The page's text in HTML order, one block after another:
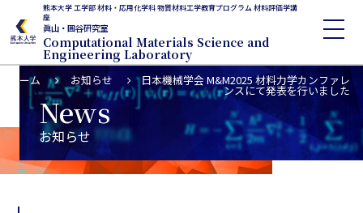
熊本大学 工学部 材料・応用化学科 物質材料工学教育プログラム 材料評価学講
座
眞山・圓谷研究室
Computational Materials Science and
Engineering Laboratory
ホーム お知らせ 日本機械学会 M&M2025 材料力学カンファレ
ンスにて発表を行いました
News
お知らせ